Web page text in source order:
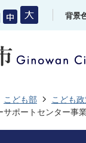
背景
こども部 こども
サポートセンター事